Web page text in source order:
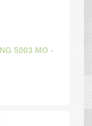
5003 MO -